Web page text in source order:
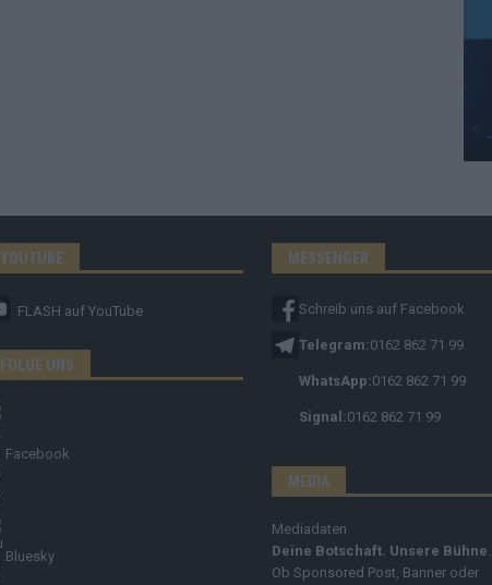
YOUTUBE
FLASH auf YouTube
FOLGE UNS
Facebook
Bluesky
MESSENGER
Schreib uns auf Facebook
Telegram:0162 862 71 99
WhatsApp:0162 862 71 99
Signal:0162 862 71 99
MEDIA
Mediadaten
Deine Botschaft. Unsere Bühne.
Ob Sponsored Post, Banner oder